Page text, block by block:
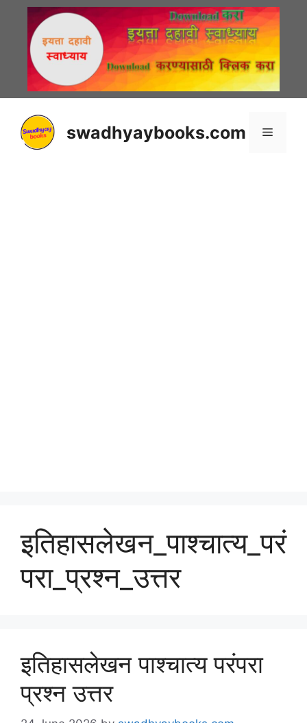
content
swadhyaybooks.com Menu
इतिहासलेखन_पाश्चात्य_परं
परा_प्रश्न_उत्तर
इतिहासलेखन पाश्चात्य परंपरा
प्रश्न उत्तर